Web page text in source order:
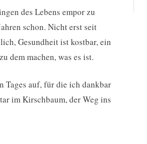
des Lebens empor zu
schon. Nicht erst seit
Gesundheit ist kostbar, ein
dem machen, was es ist.
Tages auf, für die ich dankbar
im Kirschbaum, der Weg ins